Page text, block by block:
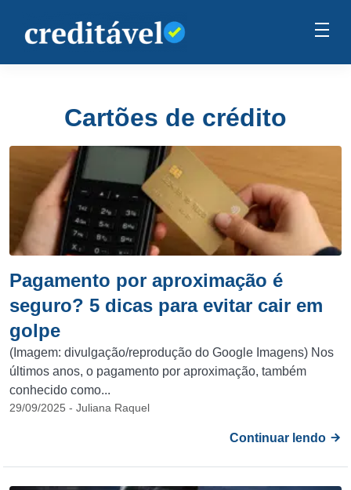
Cartões de crédito
Pagamento por aproximação é
seguro? 5 dicas para evitar cair em
golpe
(Imagem: divulgação/reprodução do Google Imagens) Nos
últimos anos, o pagamento por aproximação, também
conhecido como...
29/09/2025 - Juliana Raquel
Continuar lendo